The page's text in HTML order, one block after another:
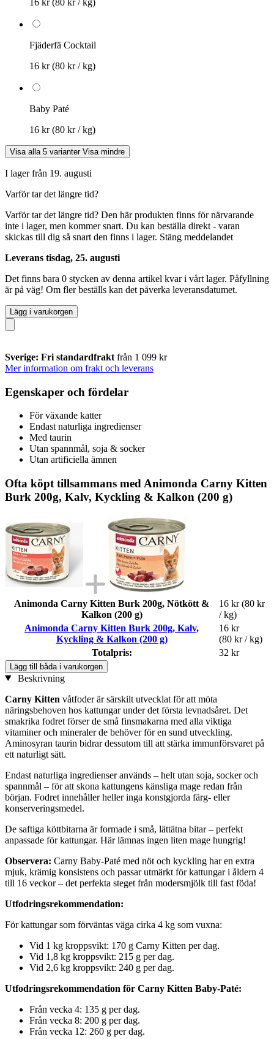
Fjäderfä Cocktail
16 kr(80 kr / kg)
Baby Paté
16 kr(80 kr / kg)
Visa alla 5 varianter Visa mindre
I lager från 19. augusti
Varför tar det längre tid?
Varför tar det längre tid? Den här produkten finns för närvarande
inte i lager, men kommer snart. Du kan beställa direkt - varan
skickas till dig så snart den finns i lager. Stäng meddelandet
Leverans tisdag, 25. augusti
Det finns bara 0 stycken av denna artikel kvar i vårt lager. Påfyllning
är på väg! Om fler beställs kan det påverka leveransdatumet.
Lägg i varukorgen
Sverige: Fri standardfrakt från 1 099 kr
Mer information om frakt och leverans
Egenskaper och fördelar
För växande katter
Endast naturliga ingredienser
Med taurin
Utan spannmål, soja & socker
Utan artificiella ämnen
Ofta köpt tillsammans med Animonda Carny Kitten
Burk 200g, Kalv, Kyckling & Kalkon (200 g)
Animonda Carny Kitten Burk 200g, Nötkött &
Kalkon (200 g)
16 kr (80 kr
/ kg)
Animonda Carny Kitten Burk 200g, Kalv,
Kyckling & Kalkon (200 g)
16 kr
(80 kr / kg)
Totalpris:
32 kr
Lägg till båda i varukorgen
Beskrivning
Carny Kitten våtfoder är särskilt utvecklat för att möta
näringsbehoven hos kattungar under det första levnadsåret. Det
smakrika fodret förser de små finsmakarna med alla viktiga
vitaminer och mineraler de behöver för en sund utveckling.
Aminosyran taurin bidrar dessutom till att stärka immunförsvaret på
ett naturligt sätt.
Endast naturliga ingredienser används – helt utan soja, socker och
spannmål – för att skona kattungens känsliga mage redan från
början. Fodret innehåller heller inga konstgjorda färg- eller
konserveringsmedel.
De saftiga köttbitarna är formade i små, lättätna bitar – perfekt
anpassade för kattungar. Här lämnas ingen liten mage hungrig!
Observera: Carny Baby-Paté med nöt och kyckling har en extra
mjuk, krämig konsistens och passar utmärkt för kattungar i åldern 4
till 16 veckor – det perfekta steget från modersmjölk till fast föda!
Utfodringsrekommendation:
För kattungar som förväntas väga cirka 4 kg som vuxna:
Vid 1 kg kroppsvikt: 170 g Carny Kitten per dag.
Vid 1,8 kg kroppsvikt: 215 g per dag.
Vid 2,6 kg kroppsvikt: 240 g per dag.
Utfodringsrekommendation för Carny Kitten Baby-Paté:
Från vecka 4: 135 g per dag.
Från vecka 8: 200 g per dag.
Från vecka 12: 260 g per dag.